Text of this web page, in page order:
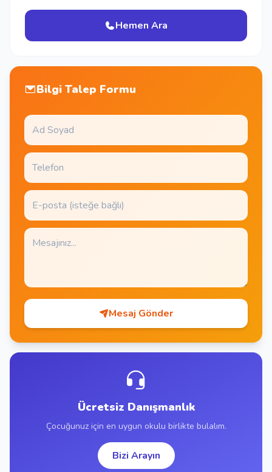
Hemen Ara
Bilgi Talep Formu
Mesaj Gönder
Ücretsiz Danışmanlık
Çocuğunuz için en uygun okulu birlikte bulalım.
Bizi Arayın